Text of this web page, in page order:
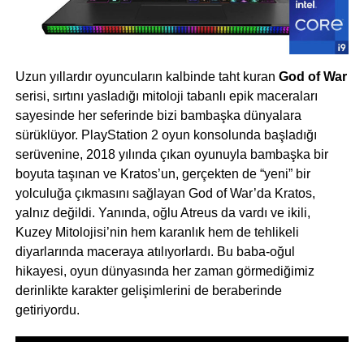
Uzun yıllardır oyuncuların kalbinde taht kuran God of War
serisi, sırtını yasladığı mitoloji tabanlı epik maceraları
sayesinde her seferinde bizi bambaşka dünyalara
sürüklüyor. PlayStation 2 oyun konsolunda başladığı
serüvenine, 2018 yılında çıkan oyunuyla bambaşka bir
boyuta taşınan ve Kratos’un, gerçekten de “yeni” bir
yolculuğa çıkmasını sağlayan God of War’da Kratos,
yalnız değildi. Yanında, oğlu Atreus da vardı ve ikili,
Kuzey Mitolojisi’nin hem karanlık hem de tehlikeli
diyarlarında maceraya atılıyorlardı. Bu baba-oğul
hikayesi, oyun dünyasında her zaman görmediğimiz
derinlikte karakter gelişimlerini de beraberinde
getiriyordu.